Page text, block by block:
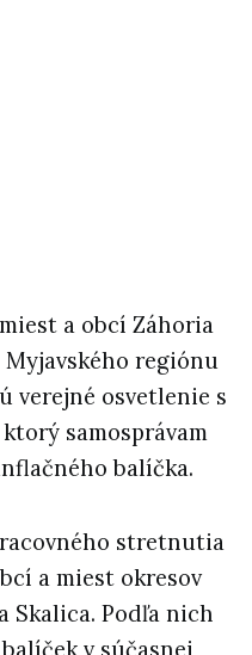
a obcí Záhoria
regiónu
verejné osvetlenie s
samosprávam
balíčka.
stretnutia
a miest okresov
Skalica. Podľa nich